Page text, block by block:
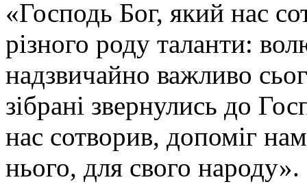
«Господь Бог, який нас
різного роду таланти:
надзвичайно важливо
зібрані звернулись до
нас сотворив, допоміг
нього, для свого народу».